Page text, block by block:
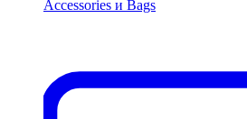
Accessories и Bags